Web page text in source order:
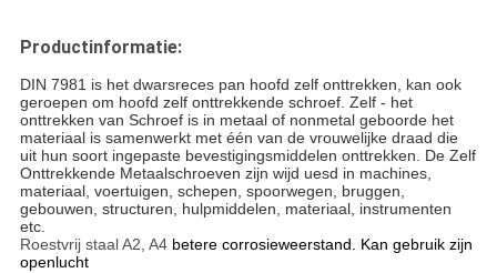
Productinformatie:
DIN 7981 is het dwarsreces pan hoofd zelf onttrekken, kan ook
geroepen om hoofd zelf onttrekkende schroef. Zelf - het
onttrekken van Schroef is in metaal of nonmetal geboorde het
materiaal is samenwerkt met één van de vrouwelijke draad die
uit hun soort ingepaste bevestigingsmiddelen onttrekken. De Zelf
Onttrekkende Metaalschroeven zijn wijd uesd in machines,
materiaal, voertuigen, schepen, spoorwegen, bruggen,
gebouwen, structuren, hulpmiddelen, materiaal, instrumenten
etc.
Roestvrij staal A2, A4 betere corrosieweerstand. Kan gebruik zijn
openlucht